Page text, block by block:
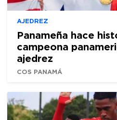
AJEDREZ
Panameña hace
campeona
ajedrez
COS PANAMÁ